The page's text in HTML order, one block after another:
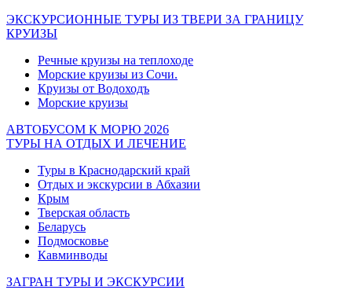
ЭКСКУРСИОННЫЕ ТУРЫ ИЗ ТВЕРИ ЗА ГРАНИЦУ
КРУИЗЫ
Речные круизы на теплоходе
Морские круизы из Сочи.
Круизы от Водоходъ
Морские круизы
АВТОБУСОМ К МОРЮ 2026
ТУРЫ НА ОТДЫХ И ЛЕЧЕНИЕ
Туры в Краснодарский край
Отдых и экскурсии в Абхазии
Крым
Тверская область
Беларусь
Подмосковье
Кавминводы
ЗАГРАН ТУРЫ И ЭКСКУРСИИ